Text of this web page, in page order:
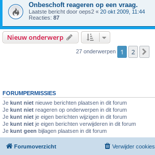
Onbeschoft reageren op een vraag.
Laatste bericht door oeps2 « 20 okt 2009, 11:44
Reacties: 87
Nieuw onderwerp
27 onderwerpen 1 2
FORUMPERMISSIES
Je kunt niet nieuwe berichten plaatsen in dit forum
Je kunt niet reageren op onderwerpen in dit forum
Je kunt niet je eigen berichten wijzigen in dit forum
Je kunt niet je eigen berichten verwijderen in dit forum
Je kunt geen bijlagen plaatsen in dit forum
Forumoverzicht Verwijder cookies